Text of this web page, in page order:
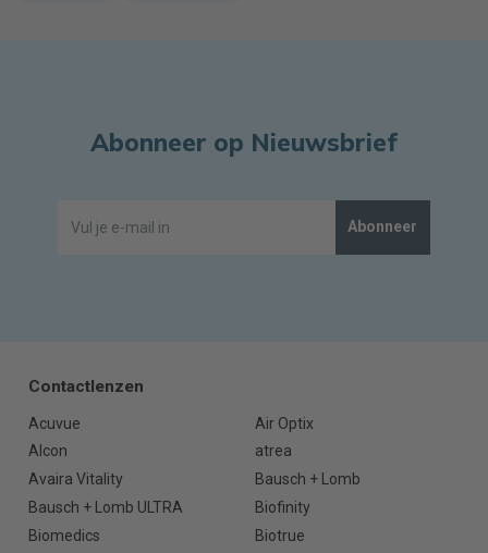
Abonneer op Nieuwsbrief
Abonneer
Contactlenzen
Acuvue
Air Optix
Alcon
atrea
Avaira Vitality
Bausch + Lomb
Bausch + Lomb ULTRA
Biofinity
Biomedics
Biotrue